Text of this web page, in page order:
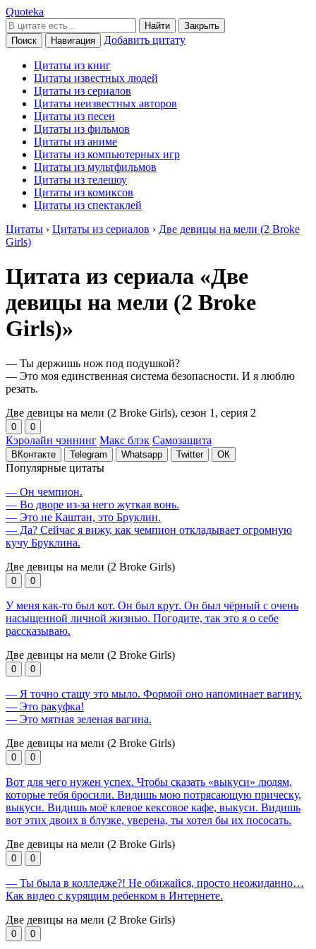
Quoteka
Найти
Закрыть
Поиск
Навигация Добавить цитату
Цитаты из книг
Цитаты известных людей
Цитаты из сериалов
Цитаты неизвестных авторов
Цитаты из песен
Цитаты из фильмов
Цитаты из аниме
Цитаты из компьютерных игр
Цитаты из мультфильмов
Цитаты из телешоу
Цитаты из комиксов
Цитаты из спектаклей
Цитаты › Цитаты из сериалов › Две девицы на мели (2 Broke
Girls)
Цитата из сериала «Две
девицы на мели (2 Broke
Girls)»
— Ты держишь нож под подушкой?
— Это моя единственная система безопасности. И я люблю
резать.
Две девицы на мели (2 Broke Girls), сезон 1 , серия 2
0 0
Кэролайн чэннинг Макс блэк Самозащита
ВКонтакте Telegram Whatsapp Twitter ОК
Популярные цитаты
— Он чемпион.
— Во дворе из-за него жуткая вонь.
— Это не Каштан, это Бруклин.
— Да? Сейчас я вижу, как чемпион откладывает огромную
кучу Бруклина.
Две девицы на мели (2 Broke Girls)
0 0
У меня как-то был кот. Он был крут. Он был чёрный с очень
насыщенной личной жизнью. Погодите, так это я о себе
рассказываю.
Две девицы на мели (2 Broke Girls)
0 0
— Я точно стащу это мыло. Формой оно напоминает вагину.
— Это ракуфка!
— Это мятная зеленая вагина.
Две девицы на мели (2 Broke Girls)
0 0
Вот для чего нужен успех. Чтобы сказать «выкуси» людям,
которые тебя бросили. Видишь мою потрясающую прическу,
выкуси. Видишь моё клевое кексовое кафе, выкуси. Видишь
вот этих двоих в блузке, уверена, ты хотел бы их пососать.
Две девицы на мели (2 Broke Girls)
0 0
— Ты была в колледже?! Не обижайся, просто неожиданно…
Как видео с курящим ребенком в Интернете.
Две девицы на мели (2 Broke Girls)
0 0